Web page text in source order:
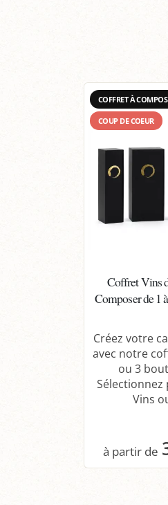
COFFRET À
COUP DE COEUR
Coffret Vins
Composer de 1
Créez votre
avec notre
ou 3
Sélectionnez
Vins